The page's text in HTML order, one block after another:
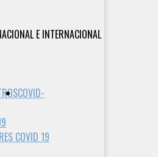
E INTERNACIONAL
COVID-
COVID 19